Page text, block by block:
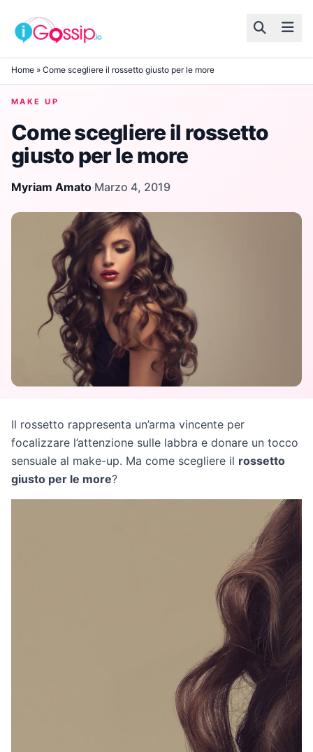
Skip to content
Home » Come scegliere il rossetto giusto per le more
MAKE UP
Come scegliere il rossetto
giusto per le more
Myriam Amato·Marzo 4, 2019
Il rossetto rappresenta un’arma vincente per
focalizzare l’attenzione sulle labbra e donare un tocco
sensuale al make-up. Ma come scegliere il rossetto
giusto per le more?